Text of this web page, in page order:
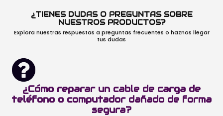
¿TIENES DUDAS O PREGUNTAS SOBRE
NUESTROS PRODUCTOS?
Explora nuestras respuestas a preguntas frecuentes o haznos llegar
tus dudas
¿Cómo reparar un cable de carga de
teléfono o computador dañado de forma
segura?